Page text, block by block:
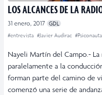
LOS ALCANCES DE LA
31 enero, 2017 GDL
#entrevista #Javier Audirac #Psiconauta
Nayeli Martín del Campo.-
paralelamente a la
forman parte del camino de
comenzó una serie de